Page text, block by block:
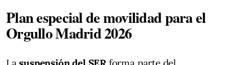
Plan especial de movilidad para el
Orgullo Madrid 2026